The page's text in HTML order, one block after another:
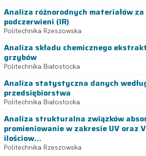
Analiza różnorodnych materiałów za
podczerwieni (IR)
Politechnika Rzeszowska
Analiza składu chemicznego
grzybów
Politechnika Białostocka
Analiza statystyczna danych
przedsiębiorstwa
Politechnika Białostocka
Analiza strukturalna związków
promieniowanie w zakresie UV oraz
ilościow...
Politechnika Rzeszowska